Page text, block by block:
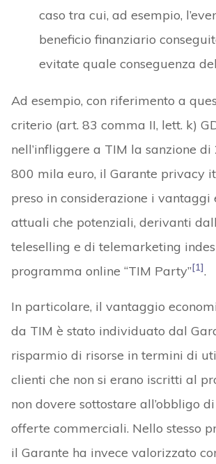
caso tra cui, ad esempio,
beneficio finanziario
evitate quale conseguenza
Ad esempio, con riferimento a
criterio (art. 83 comma II, lett. k)
nell’infliggere a TIM la sanzione
800 mila euro, il Garante privacy
preso in considerazione i vantaggi
attuali che potenziali, derivanti
teleselling e di telemarketing
programma online “TIM Party”[1].
In particolare, il vantaggio
da TIM è stato individuato dal
risparmio di risorse in termini di
clienti che non si erano iscritti al
non dovere sottostare all’obbligo
offerte commerciali. Nello stesso
il Garante ha invece valorizzato